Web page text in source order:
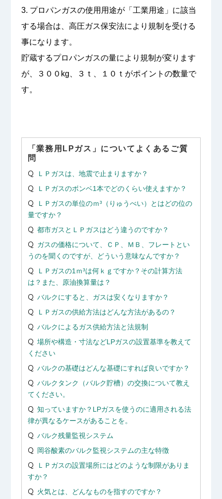
3. プロパンガスの使用用途が「工業用途」に該当
する場合は、高圧ガス保安法により規制を受ける
事になります。
貯蔵するプロパンガスの量により規制が変ります
が、３００kg、３ｔ、１０ｔがポイントの数量で
す。
「業務用LPガス」についてよくあるご質
問
ＬＰガスは、地震で止まりますか？
ＬＰガスのボンベ1本でどのくらい使えますか？
ＬＰガスの単位のｍ³（りゅうべい）とはどの位の
量ですか？
都市ガスとＬＰガスはどう違うのですか？
ガスの価格について、ＣＰ、ＭＢ、フレートとい
うのを聞くのですが、どういう意味なんですか？
ＬＰガスの1ｍ³は何ｋｇですか？その計算方法
は？また、原油換算量は？
バルクにすると、ガスは安くなりますか？
ＬＰガスの供給方法はどんな方法があるの？
バルクによるガス供給方法と法規制
場所や構造・寸法などLPガスの設置基準を教えて
ください
バルクの基礎はどんな基礎にすれば良いですか？
バルクタンク（バルク貯槽）の交換について教え
てください。
知っていますか？LPガスを使うのに適用される法
律が異なるケースがあることを。
バルク残量監視システム
岡谷酸素のバルク監視システムの主な特徴
ＬＰガスの設置場所にはどのような制限がありま
すか？
火気とは、どんなものを指すのですか？